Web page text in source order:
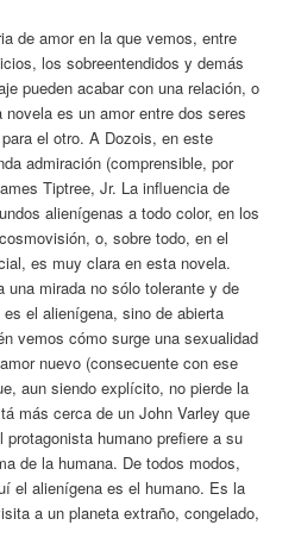
de amor en la que vemos, entre
los sobreentendidos y demás
pueden acabar con una relación, o
es un amor entre dos seres
el otro. A Dozois, en este
admiración (comprensible, por
Tiptree, Jr. La influencia de
alienígenas a todo color, en los
o, sobre todo, en el
es muy clara en esta novela.
una mirada no sólo tolerante y de
el alienígena, sino de abierta
vemos cómo surge una sexualidad
nuevo (consecuente con ese
aun siendo explícito, no pierde la
más cerca de un John Varley que
humano prefiere a su
de la humana. De todos modos,
el alienígena es el humano. Es la
a un planeta extraño, congelado,